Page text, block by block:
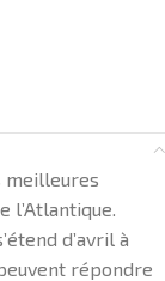
meilleures
l’Atlantique.
d’avril à
répondre